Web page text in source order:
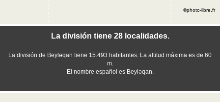
La división tiene 28 localidades.
La división de Beyləqan tiene 15.493 habitantes. La altitud máxima es de 60
m.
El nombre español es Beyləqan.
©photo-libre.fr